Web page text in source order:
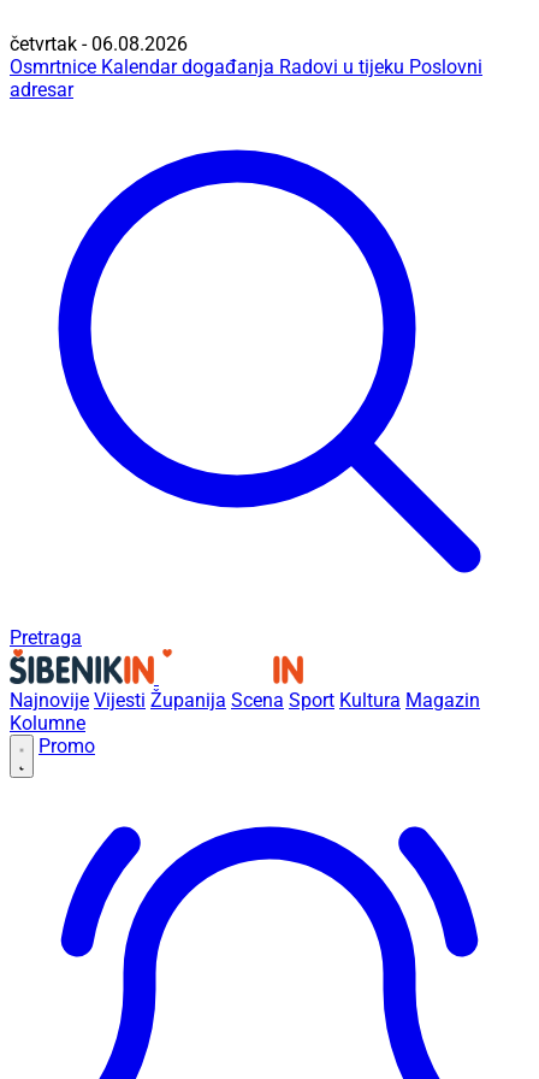
četvrtak - 06.08.2026
Osmrtnice Kalendar događanja Radovi u tijeku Poslovni
adresar
Pretraga
Najnovije Vijesti Županija Scena Sport Kultura Magazin
Kolumne
Promo